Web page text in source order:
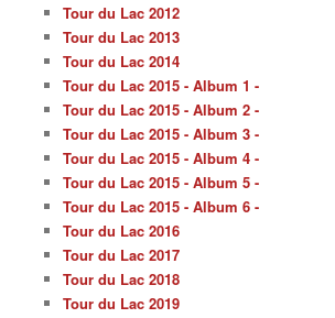
Tour du Lac 2012
Tour du Lac 2013
Tour du Lac 2014
Tour du Lac 2015 - Album 1 -
Tour du Lac 2015 - Album 2 -
Tour du Lac 2015 - Album 3 -
Tour du Lac 2015 - Album 4 -
Tour du Lac 2015 - Album 5 -
Tour du Lac 2015 - Album 6 -
Tour du Lac 2016
Tour du Lac 2017
Tour du Lac 2018
Tour du Lac 2019